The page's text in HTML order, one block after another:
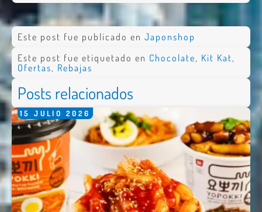
Este post fue publicado en Japonshop
Este post fue etiquetado en Chocolate, Kit Kat,
Ofertas, Rebajas
Posts relacionados
15 JULIO 2026